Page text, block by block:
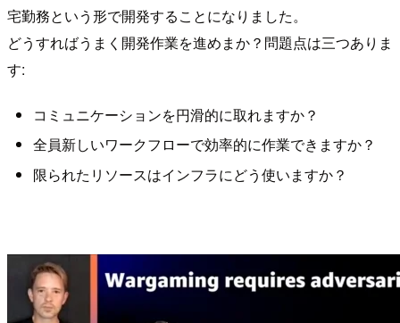
宅勤務という形で開発することになりました。
どうすればうまく開発作業を進めまか？問題点は三つありま
す:
コミュニケーションを円滑的に取れますか？
全員新しいワークフローで効率的に作業できますか？
限られたリソースはインフラにどう使いますか？